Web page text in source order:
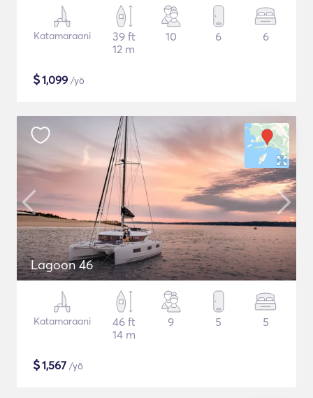
Katamaraani
39 ft
12 m
10 6 6
$1,099 /yö
Lagoon 46
Katamaraani
46 ft
14 m
9 5 5
$1,567 /yö